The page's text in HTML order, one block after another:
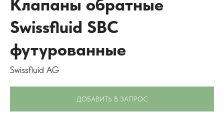
Клапаны обратные
Swissfluid SBC
футурованные
Swissfluid AG
ДОБАВИТЬ В ЗАПРОС